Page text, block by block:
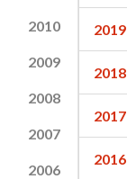
2010
2009
2008
2007
2006
2019
2018
2017
2016